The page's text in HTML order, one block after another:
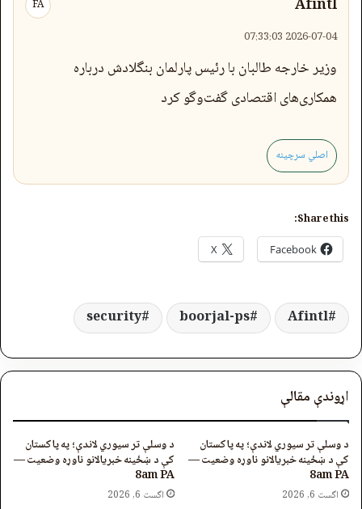
Afintl
FA
2026-07-04 07:33:03
وزیر خارجه طالبان با رئیس پارلمان بنگلادش درباره
همکاری‌های اقتصادی گفت‌وگو کرد
اصلي سرچینه
Share this:
Facebook
X
Afintl
boorjal-ps
security
اړوندې مقالې
د وسلې تر سیوري لاندې؛ په پاکستان
کې د ښځینه خبریالانو ناوړه وضعیت —
8am PA
اگست 6, 2026
د وسلې تر سیوري لاندې؛ په پاکستان
کې د ښځینه خبریالانو ناوړه وضعیت —
8am PA
اگست 6, 2026